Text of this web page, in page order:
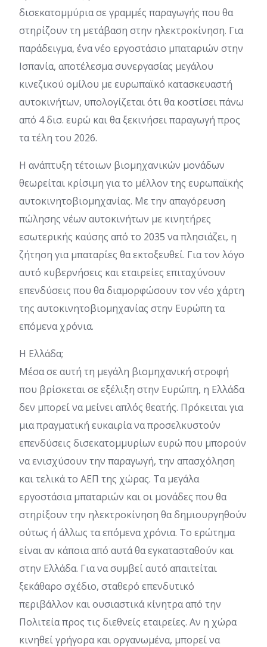
δισεκατομμύρια σε γραμμές παραγωγής που θα
στηρίζουν τη μετάβαση στην ηλεκτροκίνηση. Για
παράδειγμα, ένα νέο εργοστάσιο μπαταριών στην
Ισπανία, αποτέλεσμα συνεργασίας μεγάλου
κινεζικού ομίλου με ευρωπαϊκό κατασκευαστή
αυτοκινήτων, υπολογίζεται ότι θα κοστίσει πάνω
από 4 δισ. ευρώ και θα ξεκινήσει παραγωγή προς
τα τέλη του 2026.
Η ανάπτυξη τέτοιων βιομηχανικών μονάδων
θεωρείται κρίσιμη για το μέλλον της ευρωπαϊκής
αυτοκινητοβιομηχανίας. Με την απαγόρευση
πώλησης νέων αυτοκινήτων με κινητήρες
εσωτερικής καύσης από το 2035 να πλησιάζει, η
ζήτηση για μπαταρίες θα εκτοξευθεί. Για τον λόγο
αυτό κυβερνήσεις και εταιρείες επιταχύνουν
επενδύσεις που θα διαμορφώσουν τον νέο χάρτη
της αυτοκινητοβιομηχανίας στην Ευρώπη τα
επόμενα χρόνια.
Η Ελλάδα;
Μέσα σε αυτή τη μεγάλη βιομηχανική στροφή
που βρίσκεται σε εξέλιξη στην Ευρώπη, η Ελλάδα
δεν μπορεί να μείνει απλός θεατής. Πρόκειται για
μια πραγματική ευκαιρία να προσελκυστούν
επενδύσεις δισεκατομμυρίων ευρώ που μπορούν
να ενισχύσουν την παραγωγή, την απασχόληση
και τελικά το ΑΕΠ της χώρας. Τα μεγάλα
εργοστάσια μπαταριών και οι μονάδες που θα
στηρίξουν την ηλεκτροκίνηση θα δημιουργηθούν
ούτως ή άλλως τα επόμενα χρόνια. Το ερώτημα
είναι αν κάποια από αυτά θα εγκατασταθούν και
στην Ελλάδα. Για να συμβεί αυτό απαιτείται
ξεκάθαρο σχέδιο, σταθερό επενδυτικό
περιβάλλον και ουσιαστικά κίνητρα από την
Πολιτεία προς τις διεθνείς εταιρείες. Αν η χώρα
κινηθεί γρήγορα και οργανωμένα, μπορεί να